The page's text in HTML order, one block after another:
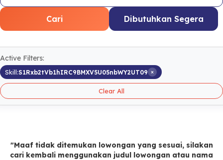
Cari Dibutuhkan Segera
Active Filters:
Skill:S1Rxb2tVb1hIRC9BMXV5U05nbWY2UT09 ×
Clear All
"Maaf tidak ditemukan lowongan yang sesuai, silakan
cari kembali menggunakan judul lowongan atau nama